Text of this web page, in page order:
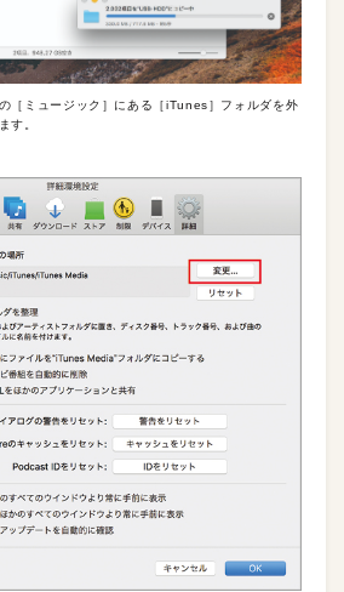
［ミュージック］にある［iTunes］フォルダを外
す。